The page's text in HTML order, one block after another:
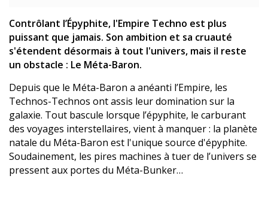
Contrôlant l’Épyphite, l'Empire Techno est plus
puissant que jamais. Son ambition et sa cruauté
s'étendent désormais à tout l'univers, mais il reste
un obstacle : Le Méta-Baron.
Depuis que le Méta-Baron a anéanti l’Empire, les
Technos-Technos ont assis leur domination sur la
galaxie. Tout bascule lorsque l’épyphite, le carburant
des voyages interstellaires, vient à manquer : la planète
natale du Méta-Baron est l'unique source d'épyphite.
Soudainement, les pires machines à tuer de l’univers se
pressent aux portes du Méta-Bunker…